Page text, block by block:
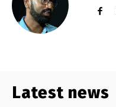
Latest news